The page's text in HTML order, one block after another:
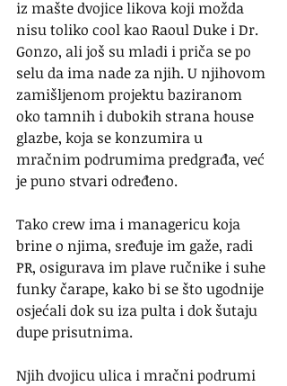
iz mašte dvojice likova koji možda
nisu toliko cool kao Raoul Duke i Dr.
Gonzo, ali još su mladi i priča se po
selu da ima nade za njih. U njihovom
zamišljenom projektu baziranom
oko tamnih i dubokih strana house
glazbe, koja se konzumira u
mračnim podrumima predgrađa, već
je puno stvari određeno.
Tako crew ima i managericu koja
brine o njima, sređuje im gaže, radi
PR, osigurava im plave ručnike i suhe
funky čarape, kako bi se što ugodnije
osjećali dok su iza pulta i dok šutaju
dupe prisutnima.
Njih dvojicu ulica i mračni podrumi